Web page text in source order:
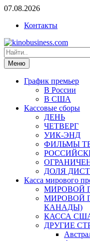
07.08.2026
Контакты
Меню
График премьер
В России
В США
Кассовые сборы
ДЕНЬ
ЧЕТВЕРГ
УИК-ЭНД
ФИЛЬМЫ
ДОЛЯ
Касса мирового
МИРОВОЙ
МИРОВОЙ
КАНАДЫ)
КАССА
ДРУГИЕ